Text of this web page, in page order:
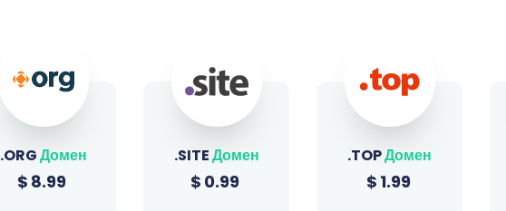
.SITEДомен
$ 0.99
.TOPДомен
$ 1.99
.SHOPДомен
$ 1.99